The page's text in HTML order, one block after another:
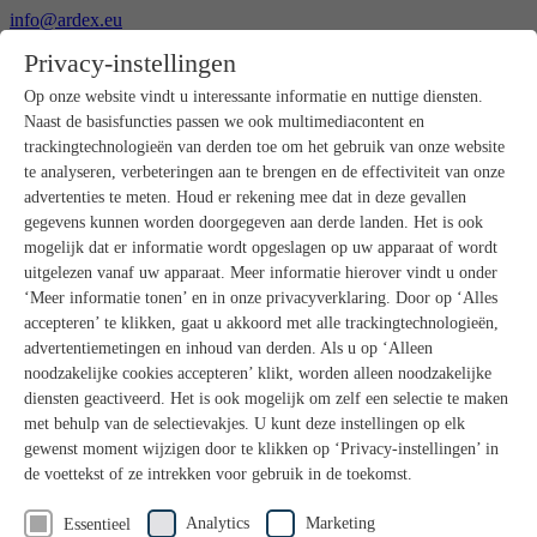
info@ardex.eu
Nederlands
Français
Producten
Productoverzicht
Ruwbouw
Dekvloeren
Voorbereiding ondergrond
Vloeregalisaties
Afdichtingen
Tegellijmen
Voegmortels
Voegen / Siliconen
Montagelijmen
Natuursteenprogramma
Vloerbedekkings- en parketlijmen
Wandegalesaties
Accessoires
PANDOMO®
Badkamerrenovatie met wedi
Privacy-instellingen
Op onze website vindt u interessante informatie en nuttige diensten.
Naast de basisfuncties passen we ook multimediacontent en
trackingtechnologieën van derden toe om het gebruik van onze website
te analyseren, verbeteringen aan te brengen en de effectiviteit van onze
advertenties te meten. Houd er rekening mee dat in deze gevallen
gegevens kunnen worden doorgegeven aan derde landen. Het is ook
mogelijk dat er informatie wordt opgeslagen op uw apparaat of wordt
uitgelezen vanaf uw apparaat. Meer informatie hierover vindt u onder
‘Meer informatie tonen’ en in onze privacyverklaring. Door op ‘Alles
accepteren’ te klikken, gaat u akkoord met alle trackingtechnologieën,
advertentiemetingen en inhoud van derden. Als u op ‘Alleen
noodzakelijke cookies accepteren’ klikt, worden alleen noodzakelijke
diensten geactiveerd. Het is ook mogelijk om zelf een selectie te maken
met behulp van de selectievakjes. U kunt deze instellingen op elk
gewenst moment wijzigen door te klikken op ‘Privacy-instellingen’ in
de voettekst of ze intrekken voor gebruik in de toekomst.
Essentieel Analytics Marketing